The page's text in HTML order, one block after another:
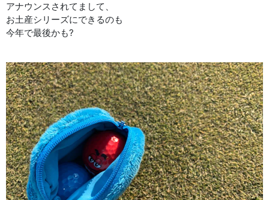
アナウンスされてまして、
お土産シリーズにできるのも
今年で最後かも?